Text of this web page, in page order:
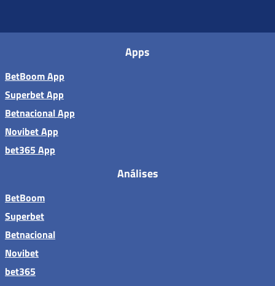
Apps
BetBoom App
Superbet App
Betnacional App
Novibet App
bet365 App
Análises
BetBoom
Superbet
Betnacional
Novibet
bet365